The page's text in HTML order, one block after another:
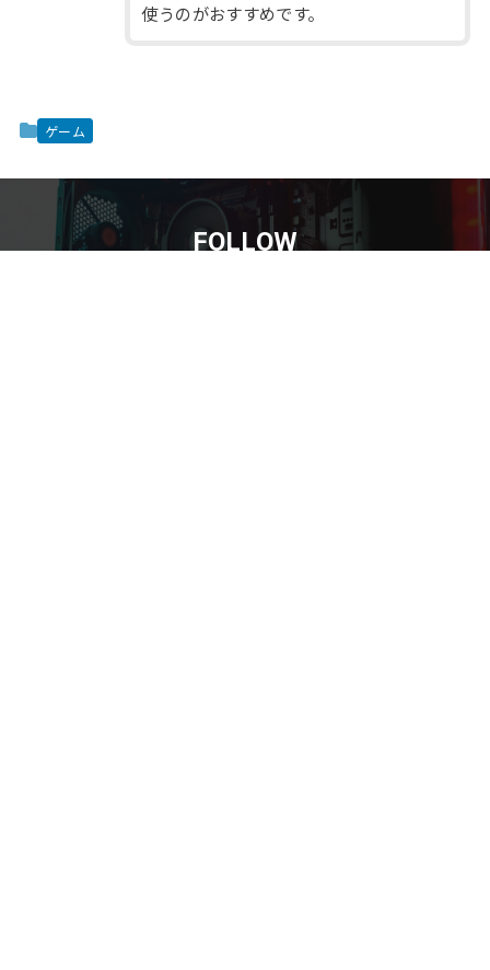
使うのがおすすめです。
ゲーム
FOLLOW